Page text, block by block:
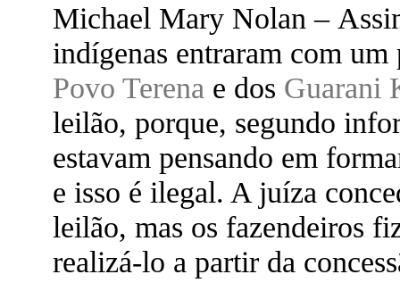
Michael Mary Nolan –
indígenas entraram com
Povo Terena e dos Guarani
leilão, porque, segundo
estavam pensando em
e isso é ilegal. A juíza
leilão, mas os fazendeiros
realizá-lo a partir da